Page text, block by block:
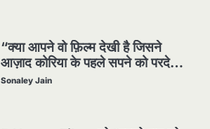
“क्या आपने वो फ़िल्म देखी है जिसने
आज़ाद कोरिया के पहले सपने को परदे
पर उतारा? — Viva Freedom!
Sonaley Jain